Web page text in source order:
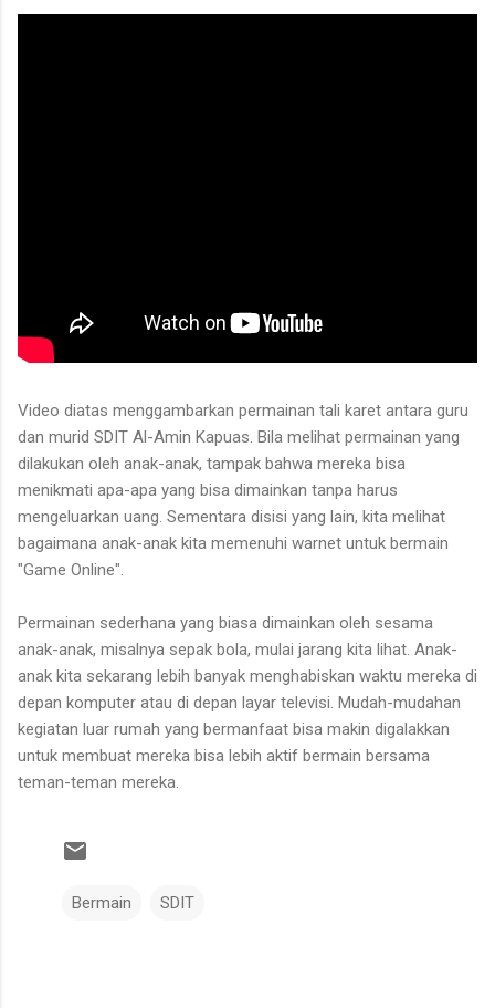
tahun. Rotan dikenal memiliki banyak duri sehingga tidak mudah
Video diatas menggambarkan permainan tali karet antara guru
dan murid SDIT Al-Amin Kapuas. Bila melihat permainan yang
dilakukan oleh anak-anak, tampak bahwa mereka bisa
menikmati apa-apa yang bisa dimainkan tanpa harus
mengeluarkan uang. Sementara disisi yang lain, kita melihat
bagaimana anak-anak kita memenuhi warnet untuk bermain
"Game Online".
Permainan sederhana yang biasa dimainkan oleh sesama
anak-anak, misalnya sepak bola, mulai jarang kita lihat. Anak-
anak kita sekarang lebih banyak menghabiskan waktu mereka di
depan komputer atau di depan layar televisi. Mudah-mudahan
kegiatan luar rumah yang bermanfaat bisa makin digalakkan
untuk membuat mereka bisa lebih aktif bermain bersama
teman-teman mereka.
Bermain SDIT